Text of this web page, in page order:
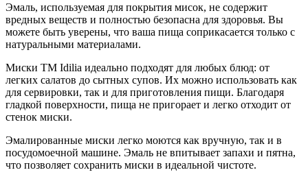
Эмаль, используемая для покрытия мисок, не содержит
вредных веществ и полностью безопасна для здоровья. Вы
можете быть уверены, что ваша пища соприкасается только с
натуральными материалами.
Миски TM Idilia идеально подходят для любых блюд: от
легких салатов до сытных супов. Их можно использовать как
для сервировки, так и для приготовления пищи. Благодаря
гладкой поверхности, пища не пригорает и легко отходит от
стенок миски.
Эмалированные миски легко моются как вручную, так и в
посудомоечной машине. Эмаль не впитывает запахи и пятна,
что позволяет сохранить миски в идеальной чистоте.